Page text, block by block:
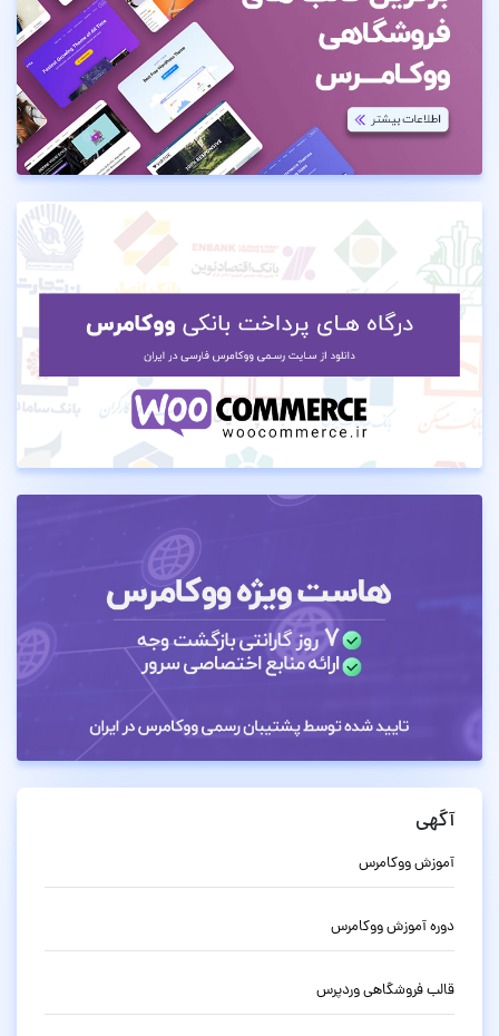
آگهی
آموزش ووکامرس
دوره آموزش ووکامرس
قالب فروشگاهی وردپرس